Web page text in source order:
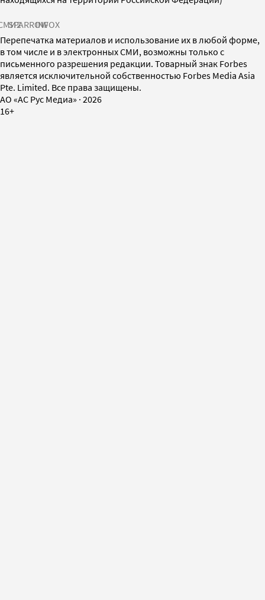
SPARROWINFOX
Перепечатка материалов и использование их в любой форме,
в том числе и в электронных СМИ, возможны только с
письменного разрешения редакции. Товарный знак Forbes
является исключительной собственностью Forbes Media Asia
Pte. Limited. Все права защищены.
AO «АС Рус Медиа» · 2026
16+